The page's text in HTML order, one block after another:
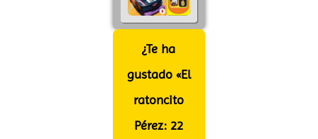
¿Te ha
gustado «El
ratoncito
Pérez: 22